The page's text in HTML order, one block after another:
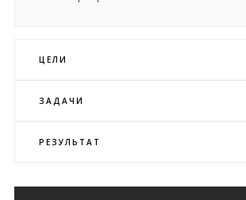
ЦЕЛИ
ЗАДАЧИ
РЕЗУЛЬТАТ